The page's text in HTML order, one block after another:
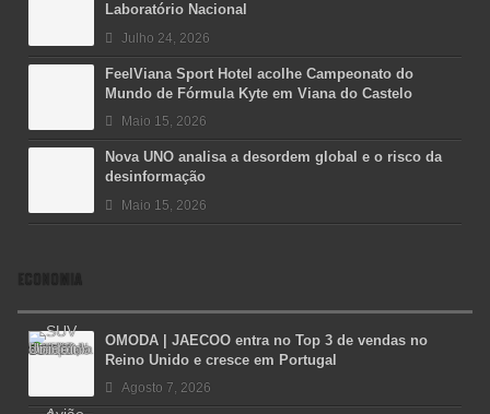
Laboratório Nacional
Julho 24, 2026
FeelViana Sport Hotel acolhe Campeonato do
Mundo de Fórmula Kyte em Viana do Castelo
Maio 15, 2026
Nova UNO analisa a desordem global e o risco da
desinformação
Maio 15, 2026
ECONOMIA
OMODA | JAECOO entra no Top 3 de vendas no
Reino Unido e cresce em Portugal
Agosto 7, 2026